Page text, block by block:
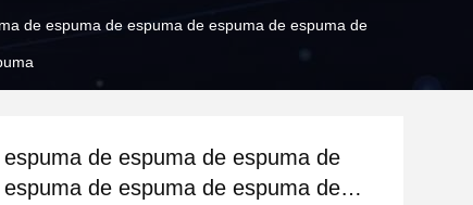
de espuma de espuma de espuma de espuma de
de espuma de espuma de
de espuma de espuma de